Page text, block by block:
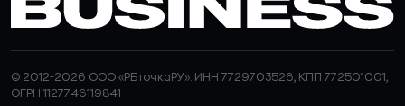
© 2012-2026 ООО «РБточкаРУ». ИНН 7729703526, КПП 772501001,
ОГРН 1127746119841